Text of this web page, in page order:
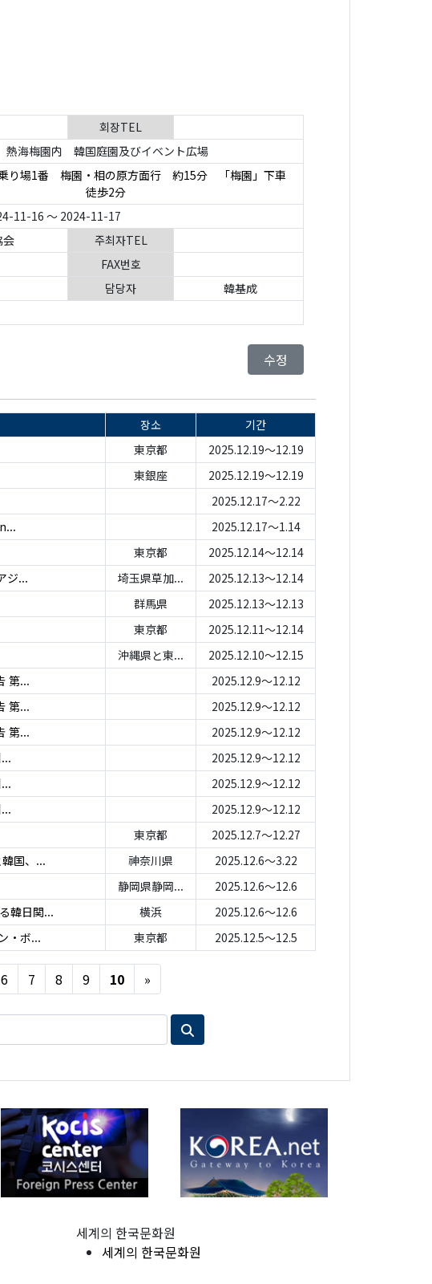
회장TEL
熱海梅園内 韓国庭園及びイベント広場
り場1番 梅園・相の原方面行 約15分 「梅園」下車
徒歩2分
11-16 ～ 2024-11-17
会
주최자TEL
FAX번호
담당자
韓基成
수정
장소
기간
東京都
2025.12.19～12.19
東銀座
2025.12.19～12.19
2025.12.17～2.22
2025.12.17～1.14
東京都
2025.12.14～12.14
ジ...
埼玉県草加...
2025.12.13～12.14
群馬県
2025.12.13～12.13
東京都
2025.12.11～12.14
沖縄県と東...
2025.12.10～12.15
第...
2025.12.9～12.12
第...
2025.12.9～12.12
第...
2025.12.9～12.12
2025.12.9～12.12
2025.12.9～12.12
2025.12.9～12.12
東京都
2025.12.7～12.27
国、...
神奈川県
2025.12.6～3.22
静岡県静岡...
2025.12.6～12.6
韓日関...
横浜
2025.12.6～12.6
・ボ...
東京都 2025.12.5～12.5
6 7 8 9 10 »
세계의 한국문화원
세계의 한국문화원